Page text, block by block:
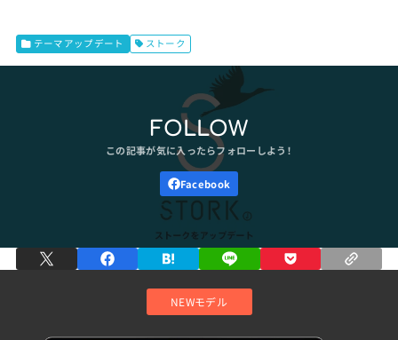
テーマアップデート ストーク
FOLLOW
NEWモデル